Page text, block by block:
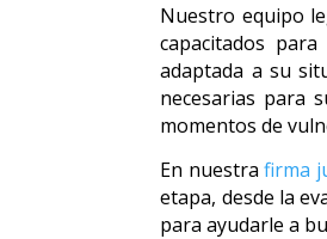
Nuestro equipo
capacitados
adaptada a su
necesarias para
momentos de
En nuestrafirma
etapa, desde la
para ayudarle a